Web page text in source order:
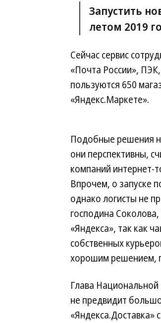
Запустить
летом 2019
Сейчас сервис
«Почта России»,
пользуются 650
«Яндекс.Маркете».
Подобные решения
они перспективны,
компаний интернет-
Впрочем, о запуске
однако логисты не
господина
«Яндекса», так как
собственных
хорошим решением,
Глава
не предвидит
«Яндекса.Доставка»